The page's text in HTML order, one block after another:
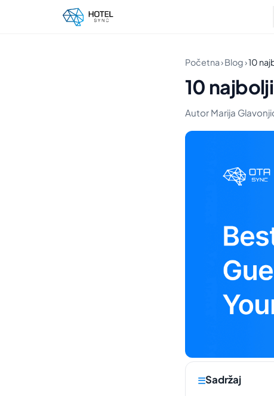
Početna›Blog›10
10
Autor Marija
Sadržaj